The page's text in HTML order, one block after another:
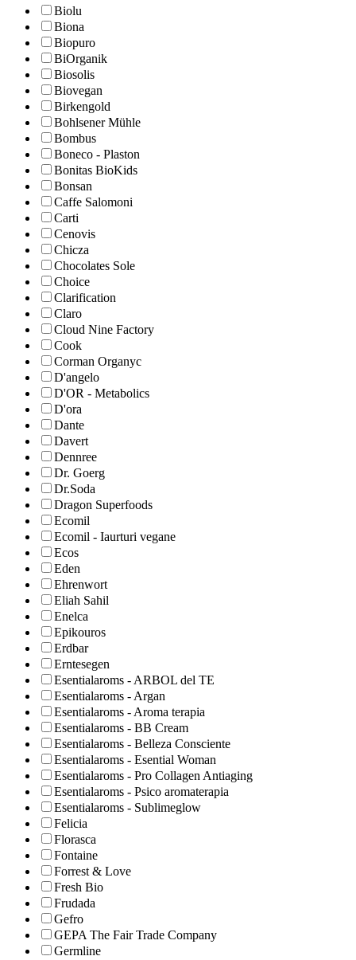
Biolu
Biona
Biopuro
BiOrganik
Biosolis
Biovegan
Birkengold
Bohlsener Mühle
Bombus
Boneco - Plaston
Bonitas BioKids
Bonsan
Caffe Salomoni
Carti
Cenovis
Chicza
Chocolates Sole
Choice
Clarification
Claro
Cloud Nine Factory
Cook
Corman Organyc
D'angelo
D'OR - Metabolics
D'ora
Dante
Davert
Dennree
Dr. Goerg
Dr.Soda
Dragon Superfoods
Ecomil
Ecomil - Iaurturi vegane
Ecos
Eden
Ehrenwort
Eliah Sahil
Enelca
Epikouros
Erdbar
Erntesegen
Esentialaroms - ARBOL del TE
Esentialaroms - Argan
Esentialaroms - Aroma terapia
Esentialaroms - BB Cream
Esentialaroms - Belleza Consciente
Esentialaroms - Esential Woman
Esentialaroms - Pro Collagen Antiaging
Esentialaroms - Psico aromaterapia
Esentialaroms - Sublimeglow
Felicia
Florasca
Fontaine
Forrest & Love
Fresh Bio
Frudada
Gefro
GEPA The Fair Trade Company
Germline